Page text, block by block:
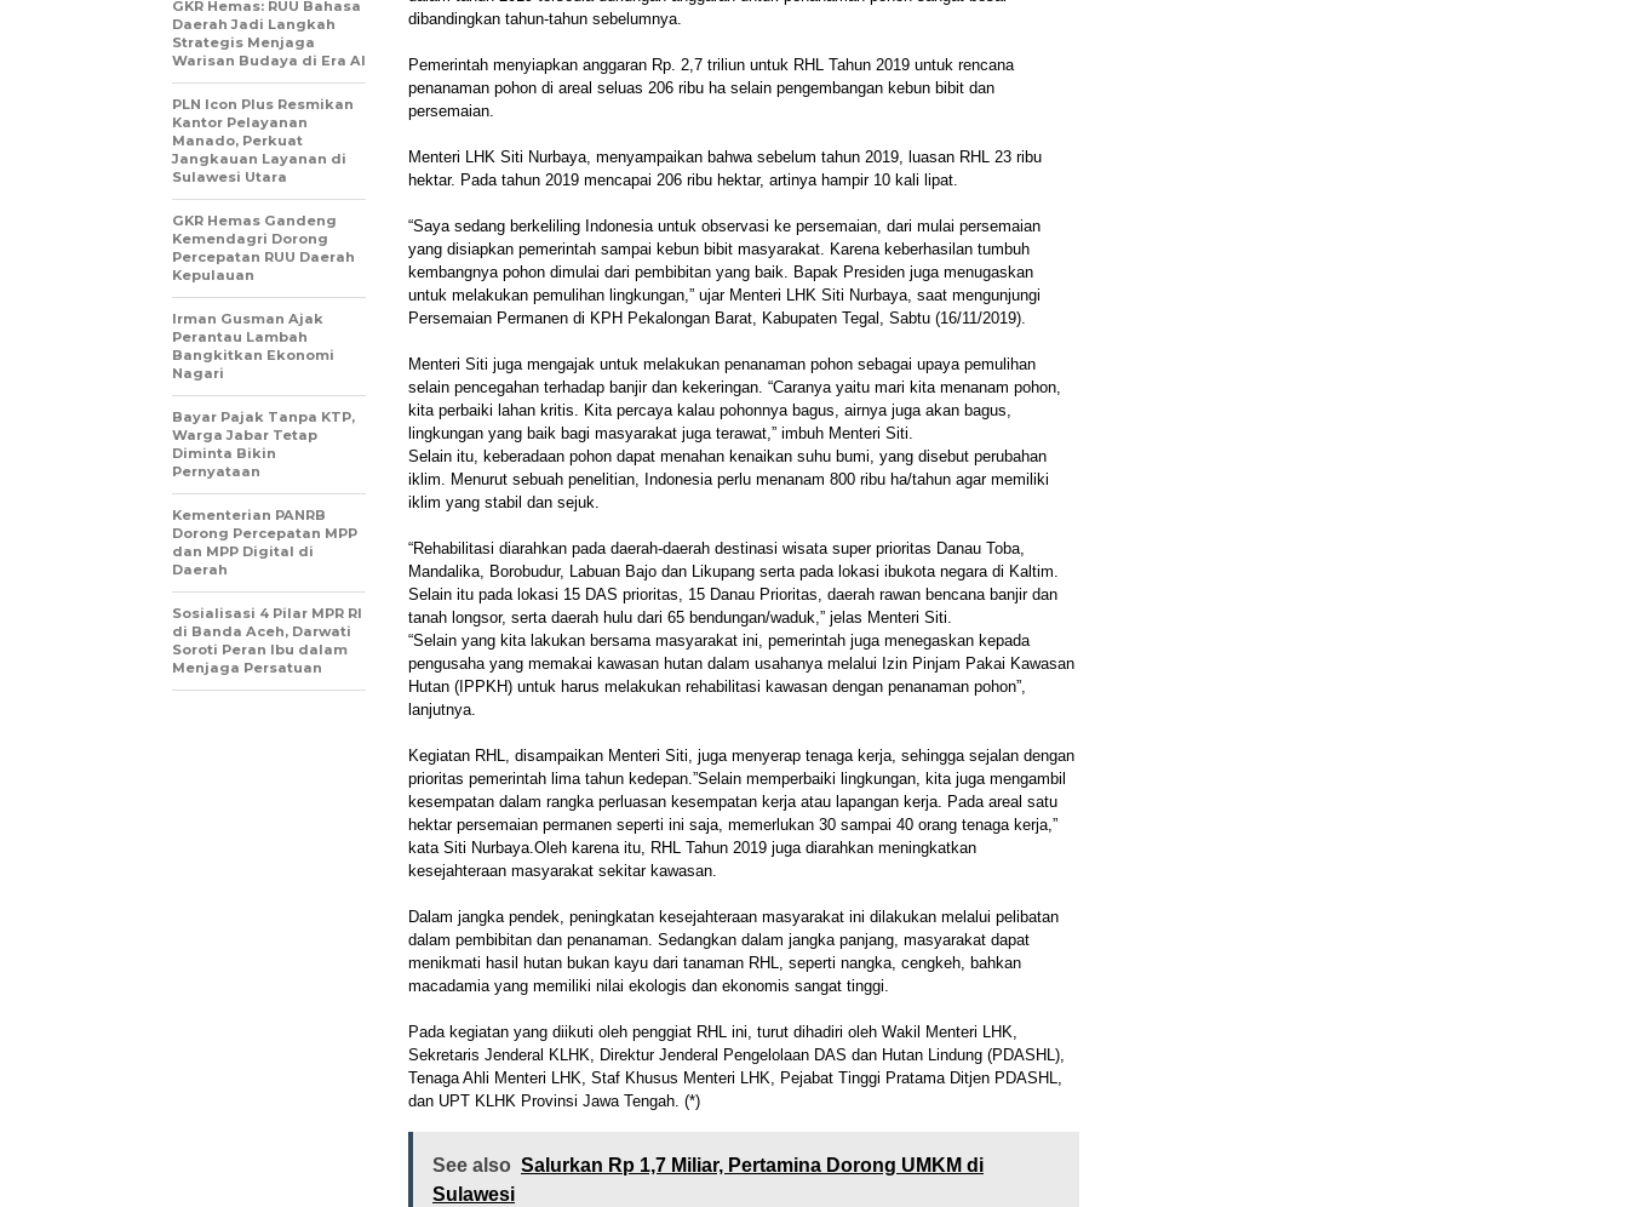
dibandingkan tahun-tahun sebelumnya.
Pemerintah menyiapkan anggaran Rp. 2,7 triliun untuk RHL Tahun 2019 untuk rencana
penanaman pohon di areal seluas 206 ribu ha selain pengembangan kebun bibit dan
persemaian.
Menteri LHK Siti Nurbaya, menyampaikan bahwa sebelum tahun 2019, luasan RHL 23 ribu
hektar. Pada tahun 2019 mencapai 206 ribu hektar, artinya hampir 10 kali lipat.
“Saya sedang berkeliling Indonesia untuk observasi ke persemaian, dari mulai persemaian
yang disiapkan pemerintah sampai kebun bibit masyarakat. Karena keberhasilan tumbuh
kembangnya pohon dimulai dari pembibitan yang baik. Bapak Presiden juga menugaskan
untuk melakukan pemulihan lingkungan,” ujar Menteri LHK Siti Nurbaya, saat mengunjungi
Persemaian Permanen di KPH Pekalongan Barat, Kabupaten Tegal, Sabtu (16/11/2019).
Menteri Siti juga mengajak untuk melakukan penanaman pohon sebagai upaya pemulihan
selain pencegahan terhadap banjir dan kekeringan. “Caranya yaitu mari kita menanam pohon,
kita perbaiki lahan kritis. Kita percaya kalau pohonnya bagus, airnya juga akan bagus,
lingkungan yang baik bagi masyarakat juga terawat,” imbuh Menteri Siti.
Selain itu, keberadaan pohon dapat menahan kenaikan suhu bumi, yang disebut perubahan
iklim. Menurut sebuah penelitian, Indonesia perlu menanam 800 ribu ha/tahun agar memiliki
iklim yang stabil dan sejuk.
“Rehabilitasi diarahkan pada daerah-daerah destinasi wisata super prioritas Danau Toba,
Mandalika, Borobudur, Labuan Bajo dan Likupang serta pada lokasi ibukota negara di Kaltim.
Selain itu pada lokasi 15 DAS prioritas, 15 Danau Prioritas, daerah rawan bencana banjir dan
tanah longsor, serta daerah hulu dari 65 bendungan/waduk,” jelas Menteri Siti.
“Selain yang kita lakukan bersama masyarakat ini, pemerintah juga menegaskan kepada
pengusaha yang memakai kawasan hutan dalam usahanya melalui Izin Pinjam Pakai Kawasan
Hutan (IPPKH) untuk harus melakukan rehabilitasi kawasan dengan penanaman pohon”,
lanjutnya.
Kegiatan RHL, disampaikan Menteri Siti, juga menyerap tenaga kerja, sehingga sejalan dengan
prioritas pemerintah lima tahun kedepan.”Selain memperbaiki lingkungan, kita juga mengambil
kesempatan dalam rangka perluasan kesempatan kerja atau lapangan kerja. Pada areal satu
hektar persemaian permanen seperti ini saja, memerlukan 30 sampai 40 orang tenaga kerja,”
kata Siti Nurbaya.Oleh karena itu, RHL Tahun 2019 juga diarahkan meningkatkan
kesejahteraan masyarakat sekitar kawasan.
Dalam jangka pendek, peningkatan kesejahteraan masyarakat ini dilakukan melalui pelibatan
dalam pembibitan dan penanaman. Sedangkan dalam jangka panjang, masyarakat dapat
menikmati hasil hutan bukan kayu dari tanaman RHL, seperti nangka, cengkeh, bahkan
macadamia yang memiliki nilai ekologis dan ekonomis sangat tinggi.
Pada kegiatan yang diikuti oleh penggiat RHL ini, turut dihadiri oleh Wakil Menteri LHK,
Sekretaris Jenderal KLHK, Direktur Jenderal Pengelolaan DAS dan Hutan Lindung (PDASHL),
Tenaga Ahli Menteri LHK, Staf Khusus Menteri LHK, Pejabat Tinggi Pratama Ditjen PDASHL,
dan UPT KLHK Provinsi Jawa Tengah. (*)
See also Salurkan Rp 1,7 Miliar, Pertamina Dorong UMKM di
Sulawesi
GKR Hemas: RUU Bahasa
Daerah Jadi Langkah
Strategis Menjaga
Warisan Budaya di Era AI
PLN Icon Plus Resmikan
Kantor Pelayanan
Manado, Perkuat
Jangkauan Layanan di
Sulawesi Utara
GKR Hemas Gandeng
Kemendagri Dorong
Percepatan RUU Daerah
Kepulauan
Irman Gusman Ajak
Perantau Lambah
Bangkitkan Ekonomi
Nagari
Bayar Pajak Tanpa KTP,
Warga Jabar Tetap
Diminta Bikin
Pernyataan
Kementerian PANRB
Dorong Percepatan MPP
dan MPP Digital di
Daerah
Sosialisasi 4 Pilar MPR RI
di Banda Aceh, Darwati
Soroti Peran Ibu dalam
Menjaga Persatuan